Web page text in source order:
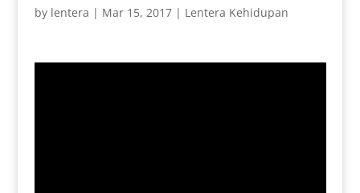
by lentera | Mar 15, 2017| Lentera Kehidupan